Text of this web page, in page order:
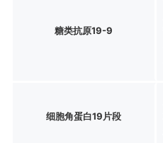
糖类抗原19-9
细胞角蛋白19片段